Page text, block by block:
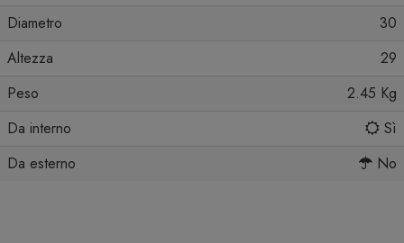
Diametro
30
Altezza
29
Peso
2.45 Kg
Da interno
Sì
Da esterno
No